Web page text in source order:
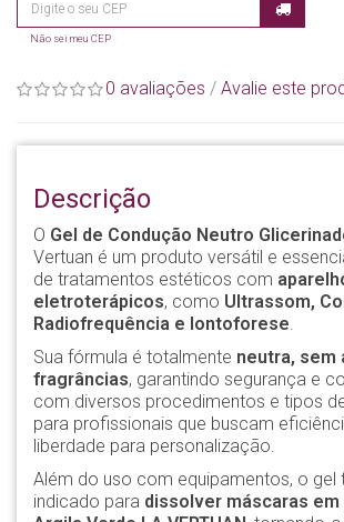
Não sei meu CEP
0 avaliações / Avalie este
Descrição
O Gel de Condução Neutro
Vertuan é um produto versátil e
de tratamentos estéticos com
eletroterápicos, como Ultrassom,
Radiofrequência e Iontoforese.
Sua fórmula é totalmente neutra, sem
fragrâncias, garantindo segurança e
com diversos procedimentos e tipos
para profissionais que buscam
liberdade para personalização.
Além do uso com equipamentos, o gel
indicado para dissolver máscaras em